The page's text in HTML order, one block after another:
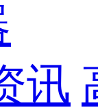
讯